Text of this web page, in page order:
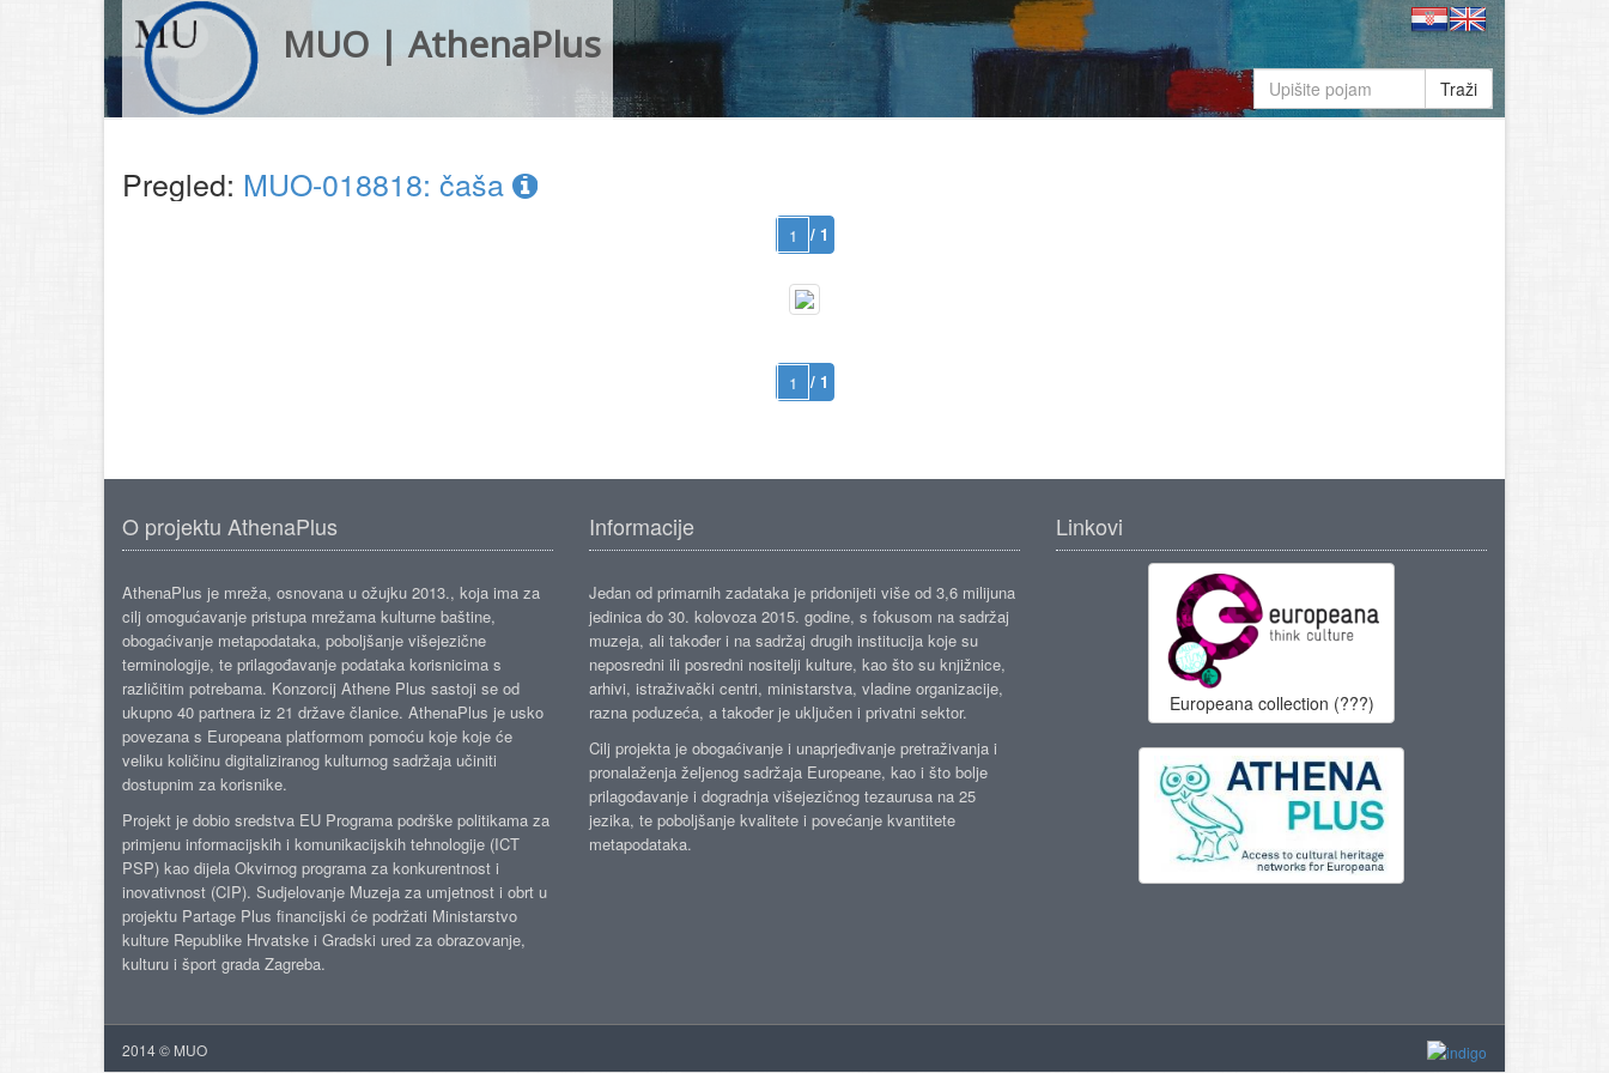
MUO | AthenaPlus
Traži
Pregled: MUO-018818: čaša
/ 1
/ 1
O projektu AthenaPlus
AthenaPlus je mreža, osnovana u ožujku 2013., koja ima za
cilj omogućavanje pristupa mrežama kulturne baštine,
obogaćivanje metapodataka, poboljšanje višejezične
terminologije, te prilagođavanje podataka korisnicima s
različitim potrebama. Konzorcij Athene Plus sastoji se od
ukupno 40 partnera iz 21 države članice. AthenaPlus je usko
povezana s Europeana platformom pomoću koje koje će
veliku količinu digitaliziranog kulturnog sadržaja učiniti
dostupnim za korisnike.
Projekt je dobio sredstva EU Programa podrške politikama za
primjenu informacijskih i komunikacijskih tehnologije (ICT
PSP) kao dijela Okvirnog programa za konkurentnost i
inovativnost (CIP). Sudjelovanje Muzeja za umjetnost i obrt u
projektu Partage Plus financijski će podržati Ministarstvo
kulture Republike Hrvatske i Gradski ured za obrazovanje,
kulturu i šport grada Zagreba.
Informacije
Jedan od primarnih zadataka je pridonijeti više od 3,6 milijuna
jedinica do 30. kolovoza 2015. godine, s fokusom na sadržaj
muzeja, ali također i na sadržaj drugih institucija koje su
neposredni ili posredni nositelji kulture, kao što su knjižnice,
arhivi, istraživački centri, ministarstva, vladine organizacije,
razna poduzeća, a također je uključen i privatni sektor.
Cilj projekta je obogaćivanje i unaprjeđivanje pretraživanja i
pronalaženja željenog sadržaja Europeane, kao i što bolje
prilagođavanje i dogradnja višejezičnog tezaurusa na 25
jezika, te poboljšanje kvalitete i povećanje kvantitete
metapodataka.
Linkovi
Europeana collection (???)
2014 © MUO